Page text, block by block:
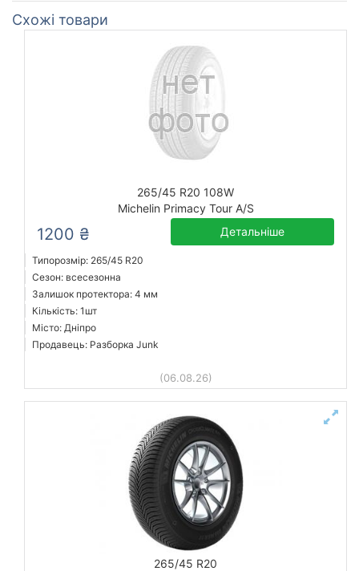
Схожі товари
265/45 R20 108W
Michelin Primacy Tour A/S
1200 ₴ Детальніше
Типорозмір: 265/45 R20
Сезон: всесезонна
Залишок протектора: 4 мм
Кількість: 1шт
Місто: Дніпро
Продавець: Разборка Junk
(06.08.26)
265/45 R20